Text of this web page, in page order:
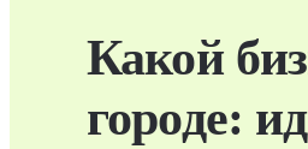
Какой
городе: